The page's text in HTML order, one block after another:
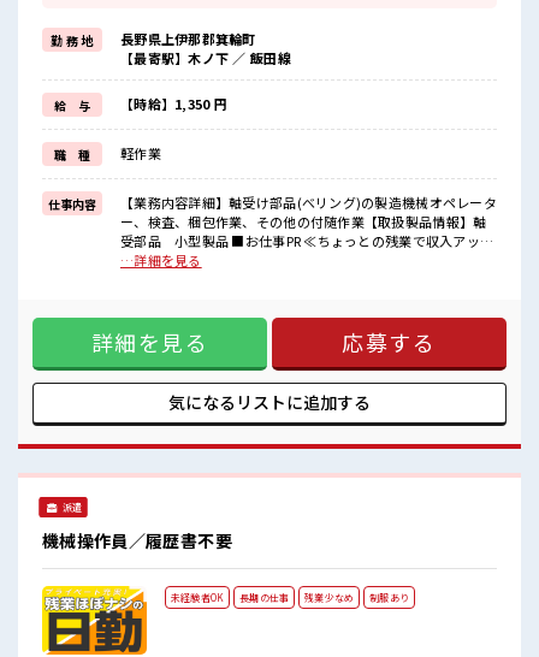
制服があるので、
毎日の服装の悩み解消♪
≪未経験でも活躍できる≫
新しいことにチャレンジするのは不安だけど、
しっかり働く環境が整っています！
イチからスキルUP・ステップUP目指していきましょう！
≪様々なお仕事をご提案≫
一人で悩まず気軽に相談できる、
派遣のお仕事です！
■職場の雰囲気
程よく残業あり！
サポートもバッチリだから未経験からでも安心してスタートできま
勤 務 地
長野県上伊那郡箕輪町
【最寄駅】木ノ下 ／ 飯田線
給 与 【時給】1,350 円
職 種 軽作業
仕事内容
【業務内容詳細】軸受け部品(べリング)の製造機械オペレータ
ー、検査、梱包作業、その他の付随作業【取扱製品情報】軸
受部品 小型製品 ■お仕事PR ≪ちょっとの残業で収入アップ
≫ 残業は月20時間未満で、 ほどよく稼げます♪ ≪機能的な制
ど、 しっかり働く環境が整っています！ イチからスキルUP・
ステップUP目指していきましょう！ ≪様々なお仕事をご提案
≫ 一人で悩まず気軽に相談できる、 派遣のお仕事です！ ■職
場の雰囲気 程よく残業あり！ サポートもバッチリだから未経
験からでも安心してスタートできますよ！
…詳細を見る
詳細を見る 応募する
気になるリストに追加する
派遣
機械操作員／履歴書不要
未経験者OK 長期の仕事 残業少なめ 制服あり